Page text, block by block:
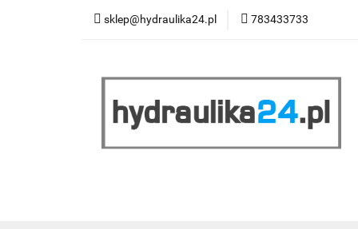
sklep@hydraulika24.pl 783433733
Łazienka
Wyprzedaż